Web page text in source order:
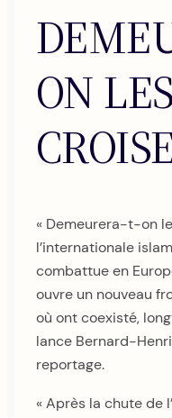
ON
« Demeurera-t-on
l’internationale
combattue en
ouvre un nouveau
où ont coexisté,
lance Bernard-
reportage.
« Après la chute de